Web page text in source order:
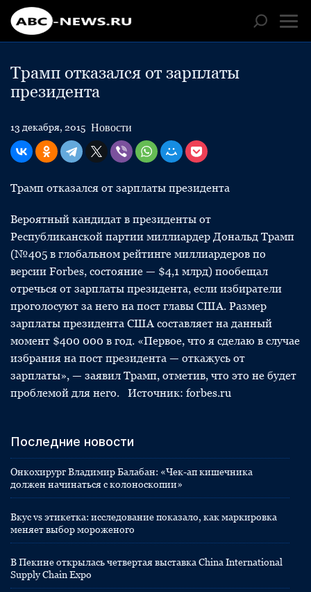
Трамп отказался от зарплаты
президента
13 декабря, 2015 Новости
Трамп отказался от зарплаты президента
Вероятный кандидат в президенты от
Республиканской партии миллиардер Дональд Трамп
(№405 в глобальном рейтинге миллиардеров по
версии Forbes, состояние — $4,1 млрд) пообещал
отречься от зарплаты президента, если избиратели
проголосуют за него на пост главы США. Размер
зарплаты президента США составляет на данный
момент $400 000 в год. «Первое, что я сделаю в случае
избрания на пост президента — откажусь от
зарплаты», — заявил Трамп, отметив, что это не будет
проблемой для него. Источник: forbes.ru
Последние новости
Онкохирург Владимир Балабан: «Чек-ап кишечника
должен начинаться с колоноскопии»
Вкус vs этикетка: исследование показало, как маркировка
меняет выбор мороженого
В Пекине открылась четвертая выставка China International
Supply Chain Expo